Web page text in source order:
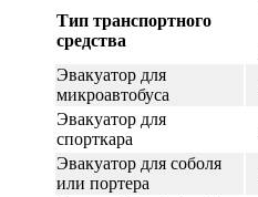
Тип транспортного
средства
Эвакуатор для
микроавтобуса
Эвакуатор для
спорткара
Эвакуатор для соболя
или портера